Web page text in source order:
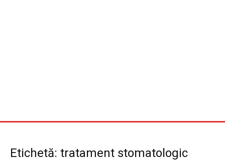
Etichetă: tratament stomatologic